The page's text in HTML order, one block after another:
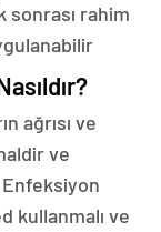
sonrası rahim
ağrısı ve
ve
kullanmalı ve